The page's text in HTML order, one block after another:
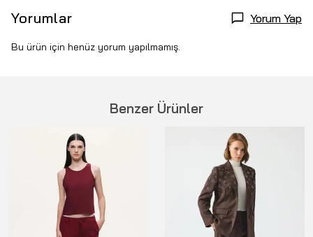
Yorumlar Yorum Yap
Bu ürün için henüz yorum yapılmamış.
Benzer Ürünler